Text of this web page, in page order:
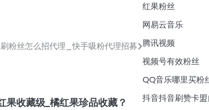
粉丝怎么招代理_快手吸粉代理招募
果收藏级_橘红果珍品收藏？
红果粉丝
网易云音乐
腾讯视频
视频号有效粉丝
QQ音乐哪里买粉
抖音抖音刷赞卡